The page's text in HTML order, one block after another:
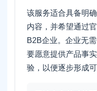
该服务适合具备明
内容，并希望通过
B2B企业。企业无
要愿意提供产品事
验，以便逐步形成